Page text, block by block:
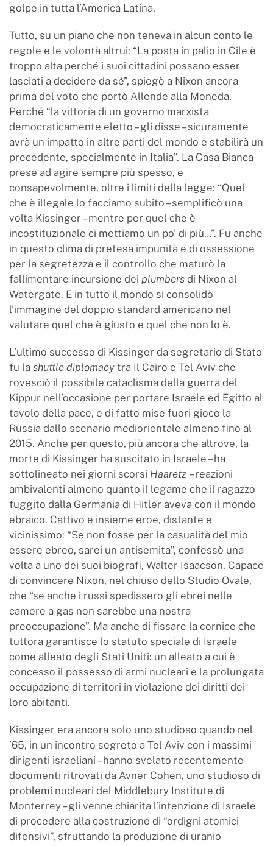
golpe in tutta l’America Latina.
Tutto, su un piano che non teneva in alcun conto le
regole e le volontà altrui: “La posta in palio in Cile è
troppo alta perché i suoi cittadini possano esser
lasciati a decidere da sé”, spiegò a Nixon ancora
prima del voto che portò Allende alla Moneda.
Perché “la vittoria di un governo marxista
democraticamente eletto – gli disse – sicuramente
avrà un impatto in altre parti del mondo e stabilirà un
precedente, specialmente in Italia”. La Casa Bianca
prese ad agire sempre più spesso, e
consapevolmente, oltre i limiti della legge: “Quel
che è illegale lo facciamo subito – semplificò una
volta Kissinger – mentre per quel che è
incostituzionale ci mettiamo un po’ di più…”. Fu anche
in questo clima di pretesa impunità e di ossessione
per la segretezza e il controllo che maturò la
fallimentare incursione dei plumbers di Nixon al
Watergate. E in tutto il mondo si consolidò
l’immagine del doppio standard americano nel
valutare quel che è giusto e quel che non lo è.
L’ultimo successo di Kissinger da segretario di Stato
fu la shuttle diplomacy tra Il Cairo e Tel Aviv che
rovesciò il possibile cataclisma della guerra del
Kippur nell’occasione per portare Israele ed Egitto al
tavolo della pace, e di fatto mise fuori gioco la
Russia dallo scenario mediorientale almeno fino al
2015. Anche per questo, più ancora che altrove, la
morte di Kissinger ha suscitato in Israele – ha
sottolineato nei giorni scorsi Haaretz – reazioni
ambivalenti almeno quanto il legame che il ragazzo
fuggito dalla Germania di Hitler aveva con il mondo
ebraico. Cattivo e insieme eroe, distante e
vicinissimo: “Se non fosse per la casualità del mio
essere ebreo, sarei un antisemita”, confessò una
volta a uno dei suoi biografi, Walter Isaacson. Capace
di convincere Nixon, nel chiuso dello Studio Ovale,
che “se anche i russi spedissero gli ebrei nelle
camere a gas non sarebbe una nostra
preoccupazione”. Ma anche di fissare la cornice che
tuttora garantisce lo statuto speciale di Israele
come alleato degli Stati Uniti: un alleato a cui è
concesso il possesso di armi nucleari e la prolungata
occupazione di territori in violazione dei diritti dei
loro abitanti.
Kissinger era ancora solo uno studioso quando nel
’65, in un incontro segreto a Tel Aviv con i massimi
dirigenti israeliani – hanno svelato recentemente
documenti ritrovati da Avner Cohen, uno studioso di
problemi nucleari del Middlebury Institute di
Monterrey – gli venne chiarita l’intenzione di Israele
di procedere alla costruzione di “ordigni atomici
difensivi”, sfruttando la produzione di uranio